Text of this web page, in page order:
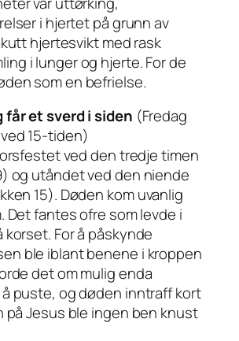
i hjertet på grunn av
hjertesvikt med rask
i lunger og hjerte. For de
som en befrielse.
får et sverd i siden (Fredag
15-tiden)
ved den tredje timen
og utåndet ved den niende
15). Døden kom uvanlig
Det fantes ofre som levde i
For å påskynde
ble iblant benene i kroppen
det om mulig enda
puste, og døden inntraff kort
på Jesus ble ingen ben knust